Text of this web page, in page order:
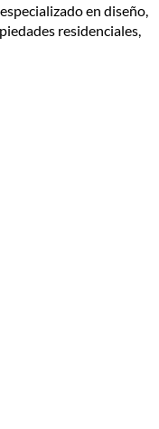
en diseño,
residenciales,